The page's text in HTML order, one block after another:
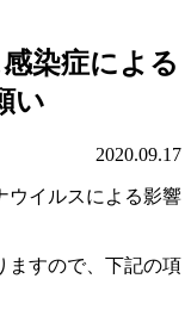
染症による
い
2020.09.17
ウイルスによる影響
ますので、下記の項